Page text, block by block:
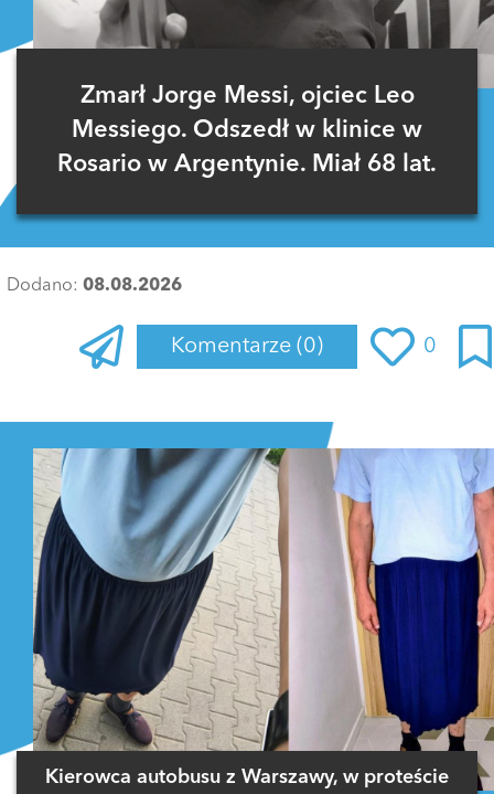
Zmarł Jorge Messi, ojciec Leo
Messiego. Odszedł w klinice w
Rosario w Argentynie. Miał 68 lat.
Dodano: 08.08.2026
Komentarze (0) 0
Kierowca autobusu z Warszawy, w proteście